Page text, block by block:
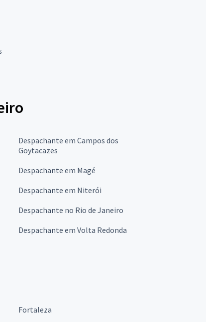
Despachante em Campos dos
Goytacazes
Despachante em Magé
Despachante em Niterói
Despachante no Rio de Janeiro
Despachante em Volta Redonda
Fortaleza